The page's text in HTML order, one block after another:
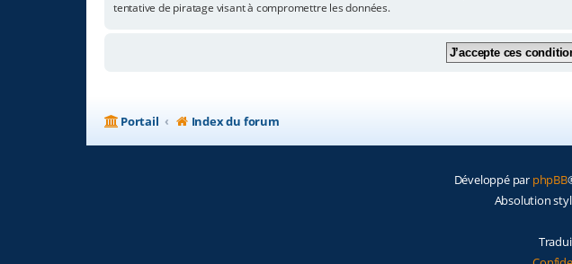
tentative de piratage visant à compromettre les données.
Portail Index du forum
Développé par phpBB
Absolution